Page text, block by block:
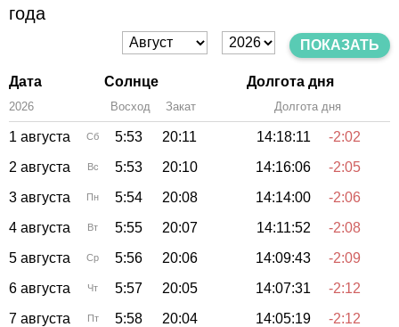
года
ПОКАЗАТЬ
Дата Солнце Долгота дня
2026 Восход Закат Долгота дня
1 августа Сб 5:53 20:11 14:18:11
-2:02
2 августа
Вс 5:53 20:10 14:16:06
-2:05
3 августа
Пн 5:54 20:08 14:14:00
-2:06
4 августа
Вт 5:55 20:07 14:11:52
-2:08
5 августа
Ср 5:56 20:06 14:09:43
-2:09
6 августа
Чт 5:57 20:05 14:07:31
-2:12
7 августа
Пт 5:58 20:04 14:05:19
-2:12